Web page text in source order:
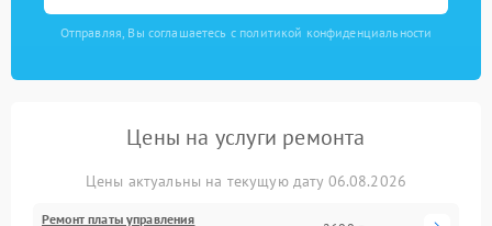
Отправляя, Вы соглашаетесь с политикой конфиденциальности
Цены на услуги ремонта
Цены актуальны на текущую дату 06.08.2026
Ремонт платы управления